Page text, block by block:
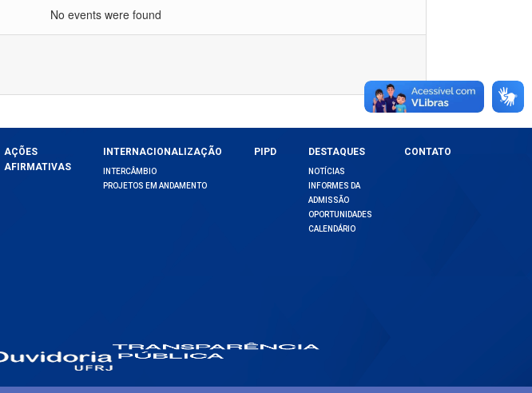
No events were found
AÇÕES
AFIRMATIVAS
INTERNACIONALIZAÇÃO
INTERCÂMBIO
PROJETOS EM ANDAMENTO
PIPD DESTAQUES
NOTÍCIAS
INFORMES DA
ADMISSÃO
OPORTUNIDADES
CALENDÁRIO
CONTATO